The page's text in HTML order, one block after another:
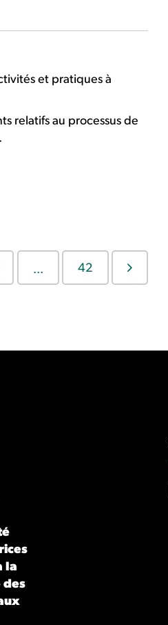
et pratiques à
relatifs au processus de
... 42
la
des